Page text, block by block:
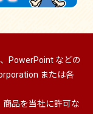
PowerPoint などの
または各
商品を当社に許可な